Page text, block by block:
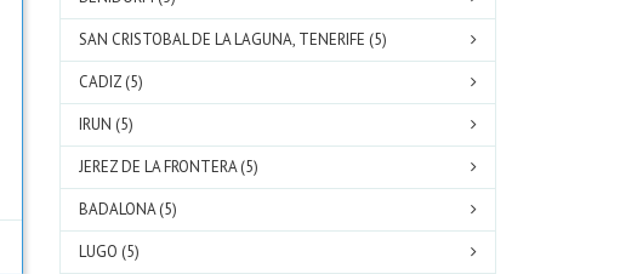
SAN CRISTOBAL DE LA LAGUNA, TENERIFE (5)
CADIZ (5)
IRUN (5)
JEREZ DE LA FRONTERA (5)
BADALONA (5)
LUGO (5)